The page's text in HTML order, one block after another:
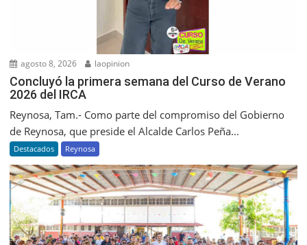
agosto 8, 2026 laopinion
Concluyó la primera semana del Curso de Verano
2026 del IRCA
Reynosa, Tam.- Como parte del compromiso del Gobierno
de Reynosa, que preside el Alcalde Carlos Peña...
Destacados Reynosa